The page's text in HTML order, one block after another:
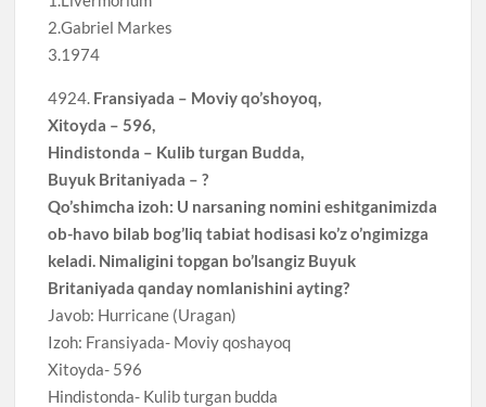
2.Gabriel Markes
3.1974
4924. Fransiyada – Moviy qo’shoyoq,
Xitoyda – 596,
Hindistonda – Kulib turgan Budda,
Buyuk Britaniyada – ?
Qo’shimcha izoh: U narsaning nomini eshitganimizda
ob-havo bilab bog’liq tabiat hodisasi ko’z o’ngimizga
keladi. Nimaligini topgan bo’lsangiz Buyuk
Britaniyada qanday nomlanishini ayting?
Javob: Hurricane (Uragan)
Izoh: Fransiyada- Moviy qoshayoq
Xitoyda- 596
Hindistonda- Kulib turgan budda